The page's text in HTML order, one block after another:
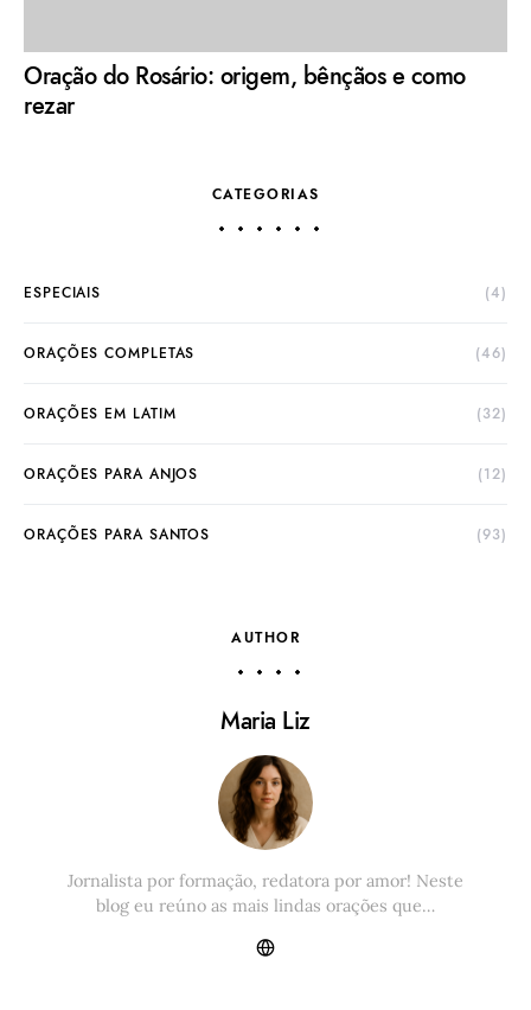
Oração do Rosário: origem, bênçãos e como
rezar
CATEGORIAS
ESPECIAIS (4)
ORAÇÕES COMPLETAS (46)
ORAÇÕES EM LATIM (32)
ORAÇÕES PARA ANJOS (12)
ORAÇÕES PARA SANTOS (93)
AUTHOR
Maria Liz
Jornalista por formação, redatora por amor! Neste
blog eu reúno as mais lindas orações que…